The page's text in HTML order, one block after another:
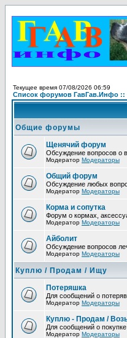
Текущее время 07/08/2026 06:59
Список форумов ГавГав.Инфо
Общие форумы
Щенячий форум
Обсуждение вопросов о
Модератор Модераторы
Общий форум
Обсуждение любых
Модератор Модераторы
Корма и сопутка
Форум о кормах,
Модератор Модераторы
Айболит
Обсуждение вопросов
Модератор Модераторы
Куплю / Продам / Ищу
Потеряшка
Для сообщений о
Модератор Модераторы
Куплю - Продам /
Для сообщений о
Модератор Модераторы